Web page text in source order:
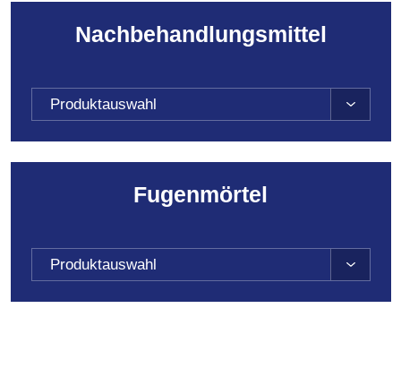
Nach­behandlungs­mittel
Produktauswahl
Fugenmörtel
Produktauswahl